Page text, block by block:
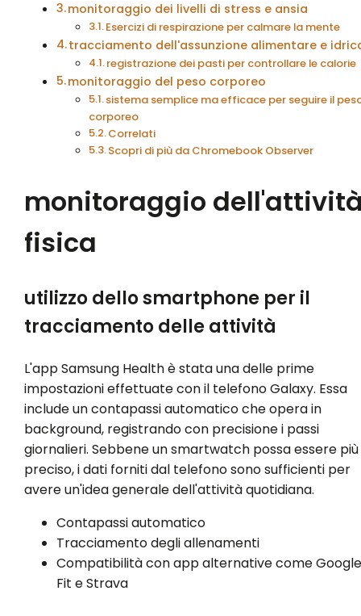
monitoraggio dei livelli di stress e ansia
Esercizi di respirazione per calmare la mente
tracciamento dell'assunzione alimentare e
registrazione dei pasti per controllare le calorie
monitoraggio del peso corporeo
sistema semplice ma efficace per seguire il
corporeo
Correlati
Scopri di più da Chromebook Observer
monitoraggio
fisica
utilizzo dello smartphone per il
tracciamento delle attività
L'app Samsung Health è stata una delle prime
impostazioni effettuate con il telefono Galaxy. Essa
include un contapassi automatico che opera in
background, registrando con precisione i passi
giornalieri. Sebbene un smartwatch possa essere più
preciso, i dati forniti dal telefono sono sufficienti per
avere un'idea generale dell'attività quotidiana.
Contapassi automatico
Tracciamento degli allenamenti
Compatibilità con app alternative come Google
Fit e Strava